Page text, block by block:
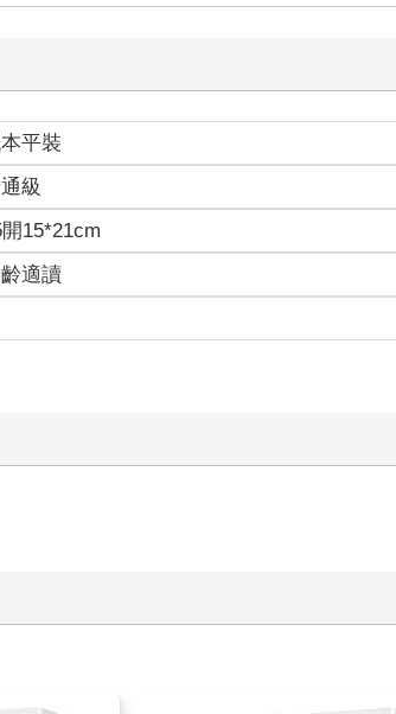
士您出差去當一次伴郎了。」
給戰神之子，目前已經在準備婚禮，請帖也在
的名號，××冠上什麼名詞都不要緊是吧？
請帖都發好了，而且伴郎還是我！
平裝
級
15*21cm
適讀